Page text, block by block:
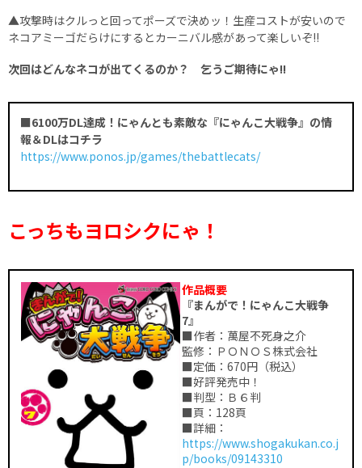
▲攻撃時はクルっと回ってポーズで決めッ！生産コストが安いので
ネコアミーゴだらけにするとカーニバル感があって楽しいぞ!!
次回はどんなネコが出てくるのか？ 乞うご期待にゃ!!
■6100万DL達成！にゃんとも素敵な『にゃんこ大戦争』の情
報＆DLはコチラ
https://www.ponos.jp/games/thebattlecats/
こっちもヨロシクにゃ！
作品概要
『まんがで！にゃんこ大戦争
7』
■作者：萬屋不死身之介
監修：ＰＯＮＯＳ株式会社
■定価：670円（税込）
■好評発売中！
■判型：Ｂ６判
■頁：128頁
■詳細：
https://www.shogakukan.co.j
p/books/09143310